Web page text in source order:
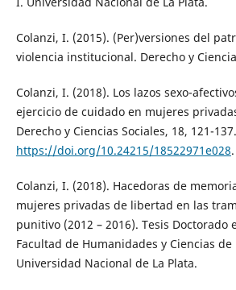
Colanzi, I. (2015). (Per)versiones del
violencia institucional. Derecho y
Colanzi, I. (2018). Los lazos sexo-
ejercicio de cuidado en mujeres
Derecho y Ciencias Sociales, 18, 121-137.
https://doi.org/10.24215/18522971e028.
Colanzi, I. (2018). Hacedoras de
mujeres privadas de libertad en las
punitivo (2012 – 2016). Tesis Doctorado
Facultad de Humanidades y Ciencias de
Universidad Nacional de La Plata.